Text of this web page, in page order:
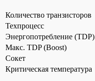
Количество транзисторов
Техпроцесс
Энергопотребление (TDP)
Макс. TDP (Boost)
Сокет
Критическая температура